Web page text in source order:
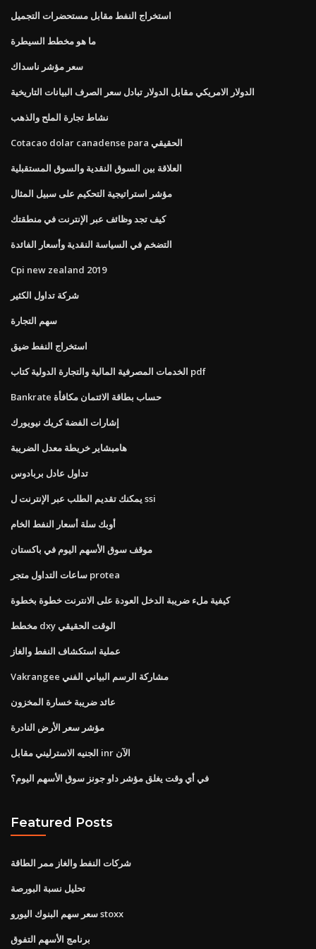
استخراج النفط مقابل مستحضرات التجميل
ما هو مخطط السيطرة
سعر مؤشر ناسداك
الدولار الامريكي مقابل الدولار تبادل سعر الصرف البيانات التاريخية
نشاط تجارة الملح والذهب
Cotacao dolar canadense para الحقيقي
العلاقة بين السوق النقدية والسوق المستقبلية
مؤشر استراتيجية التحكيم على سبيل المثال
كيف تجد وظائف عبر الإنترنت في منطقتك
التضخم في السياسة النقدية وأسعار الفائدة
Cpi new zealand 2019
شركة تداول الكثير
سهم التجارة
استخراج النفط ضيق
الخدمات المصرفية المالية والتجارة الدولية كتاب pdf
Bankrate حساب بطاقة الائتمان مكافأة
إشارات الفضة كريك نيويورك
هامبشاير خريطة معدل الضريبة
تداول عادل بربادوس
يمكنك تقديم الطلب عبر الإنترنت ل ssi
أوبك سلة أسعار النفط الخام
موقف سوق الأسهم اليوم في باكستان
ساعات التداول متجر protea
كيفية ملء ضريبة الدخل العودة على الانترنت خطوة بخطوة
مخطط dxy الوقت الحقيقي
عملية استكشاف النفط والغاز
Vakrangee مشاركة الرسم البياني الفني
عائد ضريبة خسارة المخزون
مؤشر سعر الأرض النادرة
الجنيه الاسترليني مقابل inr الآن
في أي وقت يغلق مؤشر داو جونز سوق الأسهم اليوم؟
Featured Posts
شركات النفط والغاز ممر الطاقة
تحليل نسبة البورصة
سعر سهم البنوك اليورو stoxx
برنامج الأسهم التفوق